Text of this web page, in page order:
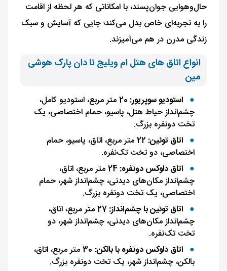
حال‌وهوایی جوان‌پسند، با امکاناتی که هر لحظه از اقامت
را به تجربه‌ای خاص بدل می‌کند؛ جایی که آسایش و سبک
زندگی مدرن در هم می‌آمیزند.
انواع اتاق های هتل ام ویلیج تا دان پارک هوشی
مین
استودیو سوپریور:
20 متر مربع، استودیو کامل،
چشم‌انداز حیاط هتل، پاسیو، حمام اختصاصی، یک
تخت دونفره بزرگ.
اتاق توئین:
22 متر مربع، اتاق، پاسیو، حمام
اختصاصی، دو تخت تک‌نفره.
اتاق دلوکس دونفره:
24 متر مربع، اتاق،
چشم‌انداز مکان‌های دیدنی، چشم‌انداز شهر، حمام
اختصاصی، یک تخت دونفره بزرگ.
اتاق توئین با چشم‌انداز:
27 متر مربع، اتاق،
چشم‌انداز مکان‌های دیدنی، چشم‌انداز شهر، دو
تخت تک‌نفره.
اتاق دلوکس دونفره با بالکن:
30 متر مربع، اتاق،
بالکن، چشم‌انداز شهر، یک تخت دونفره بزرگ.